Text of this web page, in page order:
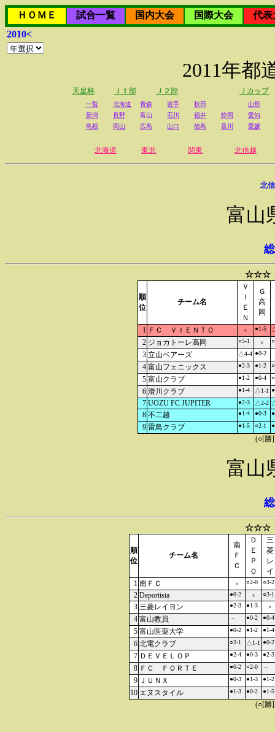
ＨＯＭＥ 試合一覧 国内大会 国際大会
代表
2010<
2011年都
天皇杯 Ｊ１部 Ｊ２部 Ｊカップ
一覧 北海道 青森 岩手 秋田
山形
新潟
長野 富山 石川 福井 静岡
愛知
島根
岡山 広島 山口 徳島 香川 愛媛
北海道 東北 関東 北信越
北
富山
☆☆☆
順
位
チーム名
Ｖ
Ｉ
Ｅ
Ｎ
Ｇ
高
岡
1 ＦＣ ＶＩＥＮＴＯ × ●1-5
2 ジョカトーレ高岡 ○5-1 ×
3 立山ベアーズ △4-4 ●0-2
4 富山フェニックス ●2-3 ●1-2
5 富山クラブ ●1-2 ●0-4
6 滑川クラブ ●1-4 △1-1
7 UOZU FC JUPITER ●2-3 △2-2
8 不二越 ●1-4 ●0-3
9 雷鳥クラブ ●1-5 ○2-1
(○[勝
富山
☆☆☆
順
位
チーム名
南
Ｆ
Ｃ
Ｄ
Ｅ
Ｐ
Ｏ
三
菱
レ
イ
1 南ＦＣ × ○2-0 ○3-2
2 Deportista ●0-2 × ○3-1
3 三菱レイヨン ●2-3 ●1-3 ×
4 富山教員 － ●0-2 ●0-4
5 富山医薬大学 ●0-2 ●1-2 ●1-4
6 北電クラブ ○2-1 △1-1 ●0-2
7 ＤＥＶＥＬＯＰ ●2-4 ●0-3 ●2-3
8 ＦＣ ＦＯＲＴＥ ●0-2 ○2-0 －
9 ＪＵＮＸ ●0-3 ●1-3 ●1-2
10 エヌスタイル ●1-3 ●0-2 ●1-5
(○[勝